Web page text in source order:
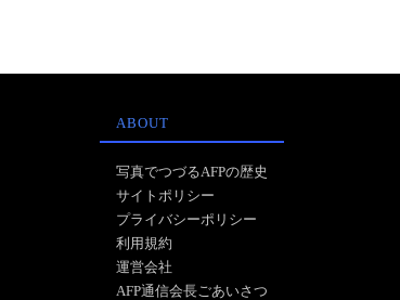
ABOUT
写真でつづるAFPの歴史
サイトポリシー
プライバシーポリシー
利用規約
運営会社
AFP通信会長ごあいさつ